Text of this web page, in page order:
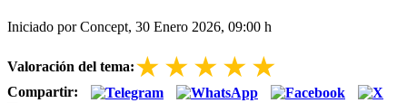
Iniciado por Concept, 30 Enero 2026, 09:00 h
Valoración del tema:★★★★★
Compartir: